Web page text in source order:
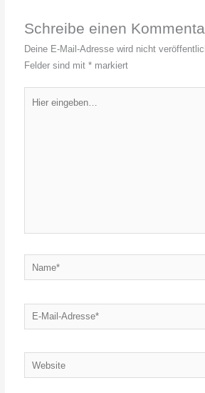
Schreibe einen
Deine E-Mail-Adresse wird nicht
Felder sind mit* markiert
eingeben…
Name*
E-
Mail-
Website